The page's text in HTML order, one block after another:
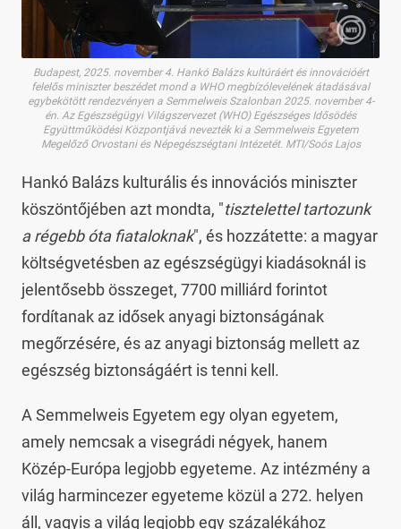
Budapest, 2025. november 4. Hankó Balázs kultúráért és innovációért
felelős miniszter beszédet mond a WHO megbízólevelének átadásával
egybekötött rendezvényen a Semmelweis Szalonban 2025. november 4-
én. Az Egészségügyi Világszervezet (WHO) Egészséges Idősödés
Együttműködési Központjává nevezték ki a Semmelweis Egyetem
Megelőző Orvostani és Népegészségtani Intézetét. MTI/Soós Lajos
Hankó Balázs kulturális és innovációs miniszter
köszöntőjében azt mondta, "tisztelettel tartozunk
a régebb óta fiataloknak", és hozzátette: a magyar
költségvetésben az egészségügyi kiadásoknál is
jelentősebb összeget, 7700 milliárd forintot
fordítanak az idősek anyagi biztonságának
megőrzésére, és az anyagi biztonság mellett az
egészség biztonságáért is tenni kell.
A Semmelweis Egyetem egy olyan egyetem,
amely nemcsak a visegrádi négyek, hanem
Közép-Európa legjobb egyeteme. Az intézmény a
világ harmincezer egyeteme közül a 272. helyen
áll, vagyis a világ legjobb egy százalékához